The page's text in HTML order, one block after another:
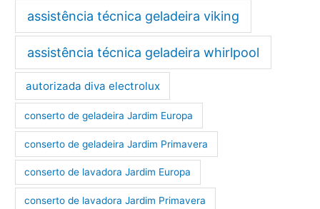
assistência técnica geladeira viking
assistência técnica geladeira whirlpool
autorizada diva electrolux
conserto de geladeira Jardim Europa
conserto de geladeira Jardim Primavera
conserto de lavadora Jardim Europa
conserto de lavadora Jardim Primavera